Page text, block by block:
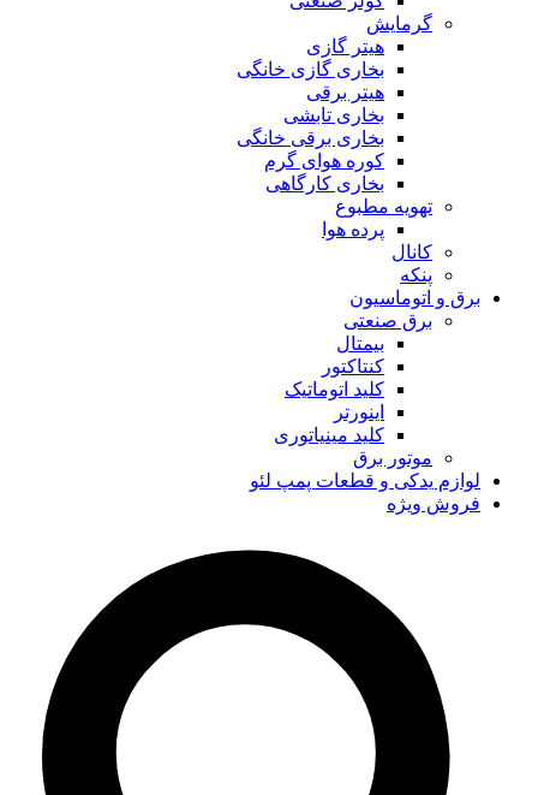
گرمایش
هیتر گازی
بخاری گازی خانگی
هیتر برقی
بخاری تابشی
بخاری برقی خانگی
کوره هوای گرم
بخاری کارگاهی
تهویه مطبوع
پرده هوا
کانال
پنکه
برق و اتوماسیون
برق صنعتی
بیمتال
کنتاکتور
کلید اتوماتیک
اینورتر
کلید مینیاتوری
موتور برق
لوازم یدکی و قطعات پمپ لئو
فروش ویژه